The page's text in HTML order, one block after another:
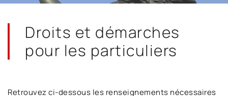
Droits et démarches
pour les particuliers
Retrouvez ci-dessous les renseignements nécessaires